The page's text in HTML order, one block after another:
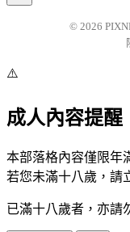
© 2026
⚠️
成人內容提醒
本部落格內容僅限年
若您未滿十八歲，請
已滿十八歲者，亦請